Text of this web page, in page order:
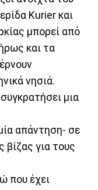
Kurier και
μπορεί από
και τα
νησιά.
μια
απάντηση- σε
για τους
που έχει